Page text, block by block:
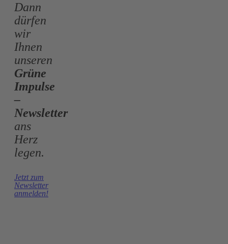
Dann
dürfen
wir
Ihnen
unseren
Grüne
Impulse
–
Newsletter
ans
Herz
legen.
Jetzt zum
Newsletter
anmelden!